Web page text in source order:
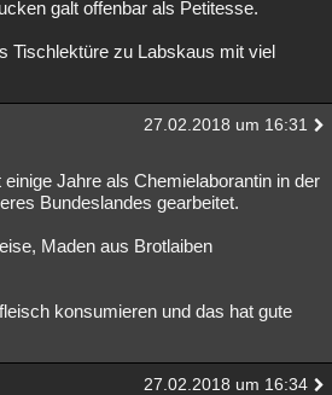
galt offenbar als Petitesse.
Tischlektüre zu Labskaus mit viel
27.02.2018 um 16:31
Jahre als Chemielaborantin in der
Bundeslandes gearbeitet.
Maden aus Brotlaiben
konsumieren und das hat gute
27.02.2018 um 16:34